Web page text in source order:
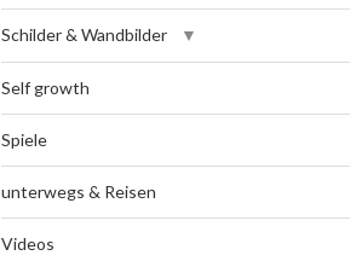
Schilder & Wandbilder
Self growth
Spiele
unterwegs & Reisen
Videos